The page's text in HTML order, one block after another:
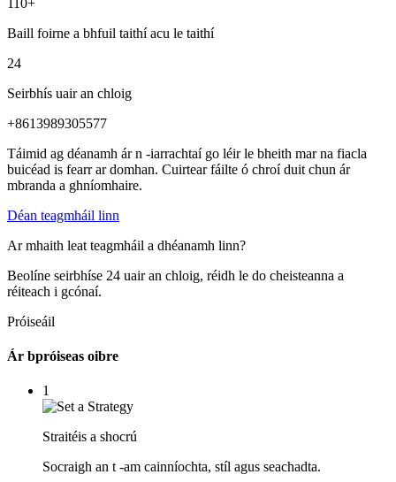
Baill foirne a bhfuil taithí acu le taithí
24
Seirbhís uair an chloig
+8613989305577
Táimid ag déanamh ár n -iarrachtaí go léir le bheith mar na fiacla
buicéad is fearr ar domhan. Cuirtear fáilte ó chroí duit chun ár
mbranda a ghníomhaire.
Déan teagmháil linn
Ar mhaith leat teagmháil a dhéanamh linn?
Beolíne seirbhíse 24 uair an chloig, réidh le do cheisteanna a
réiteach i gcónaí.
Próiseáil
Ár bpróiseas oibre
1
Straitéis a shocrú
Socraigh an t -am cainníochta, stíl agus seachadta.